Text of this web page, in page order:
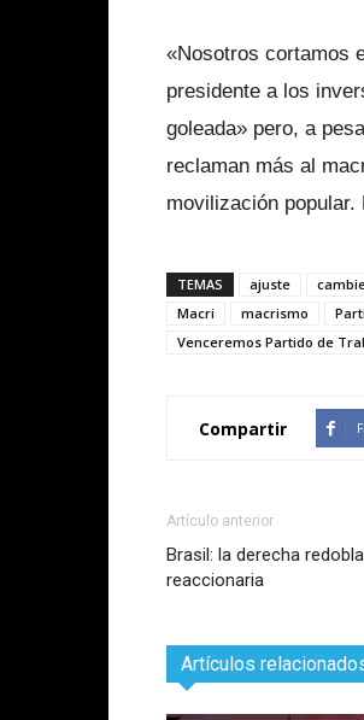
«Nosotros cortamos
presidente a los
goleada» pero, a
reclaman más al
movilización
TEMAS ajuste
Macri
macrismo
Venceremos Partido de
Compartir
Artículo anterior
Brasil: la derecha
reaccionaria
Artículos